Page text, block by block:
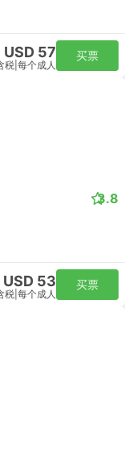
USD 57
税 每个成人
买票
3.8
USD 53
税 每个成人
买票